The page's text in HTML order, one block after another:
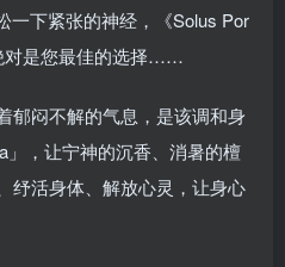
一下紧张的神经，《Solus Por
对是您最佳的选择……
闷不解的气息，是该调和身
，让宁神的沉香、消暑的檀
纾活身体、解放心灵，让身心